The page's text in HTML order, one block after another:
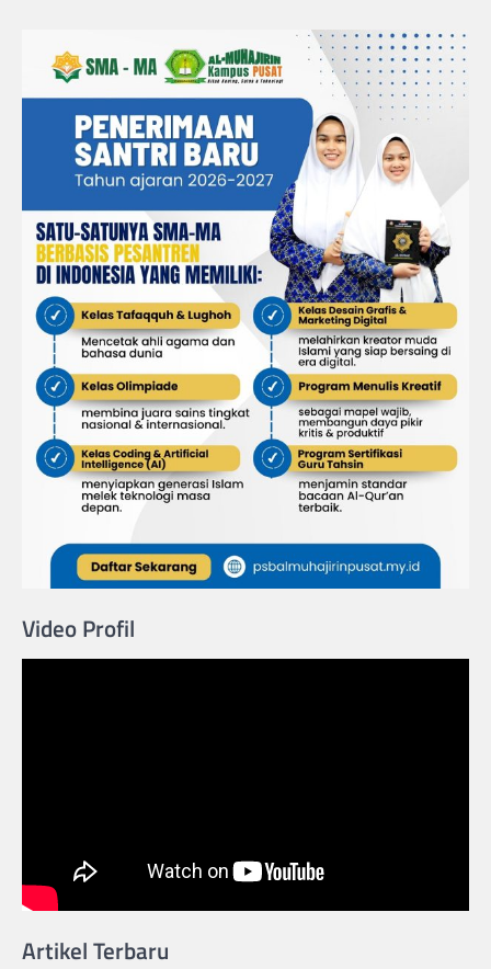
Video Profil
Artikel Terbaru